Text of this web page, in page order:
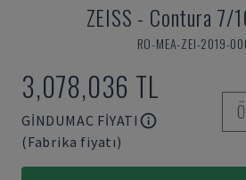
ZEISS - Contura 7/
RO-MEA-ZEI-2019-
3,078,036 TL
GINDUMAC FIYATI
(Fabrika fiyatı)